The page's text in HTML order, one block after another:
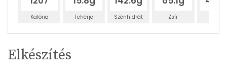
Kalória Fehérje Szénhidrát Zsír
Egy
adagban
TÁPANYAGTARTALOM
Elkészítés